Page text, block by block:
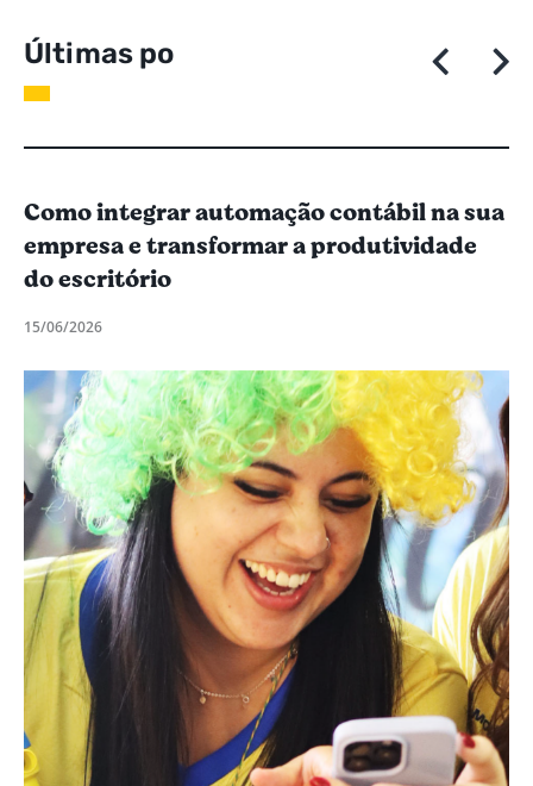
Últimas po
Como integrar automação contábil na sua
empresa e transformar a produtividade
do escritório
15/06/2026